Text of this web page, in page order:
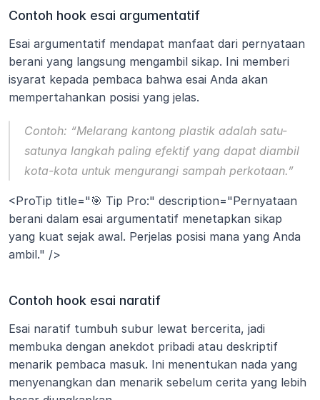
Contoh hook esai argumentatif
Esai argumentatif mendapat manfaat dari pernyataan
berani yang langsung mengambil sikap. Ini memberi
isyarat kepada pembaca bahwa esai Anda akan
mempertahankan posisi yang jelas.
Contoh: “Melarang kantong plastik adalah satu-
satunya langkah paling efektif yang dapat diambil
kota-kota untuk mengurangi sampah perkotaan.”
<ProTip title="🎯 Tip Pro:" description="Pernyataan
berani dalam esai argumentatif menetapkan sikap
yang kuat sejak awal. Perjelas posisi mana yang Anda
ambil." />
Contoh hook esai naratif
Esai naratif tumbuh subur lewat bercerita, jadi
membuka dengan anekdot pribadi atau deskriptif
menarik pembaca masuk. Ini menentukan nada yang
menyenangkan dan menarik sebelum cerita yang lebih